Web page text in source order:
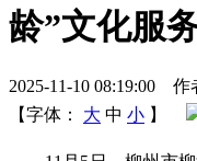
龄”文化服
2025-11-10 08:19:00
【字体：
大 中 小 】